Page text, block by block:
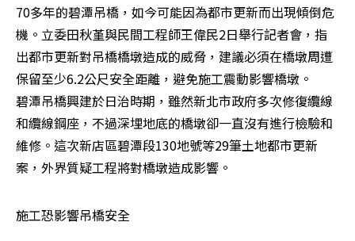
70多年的碧潭吊橋，如今可能因為都市更新而出現傾倒危
機。立委田秋堇與民間工程師王偉民2日舉行記者會，指
出都市更新對吊橋橋墩造成的威脅，建議必須在橋墩周遭
保留至少6.2公尺安全距離，避免施工震動影響橋墩。
碧潭吊橋興建於日治時期，雖然新北市政府多次修復纜線
和纜線鋼座，不過深埋地底的橋墩卻一直沒有進行檢驗和
維修。這次新店區碧潭段130地號等29筆土地都市更新
案，外界質疑工程將對橋墩造成影響。
施工恐影響吊橋安全